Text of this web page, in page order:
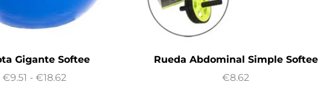
Gigante Softee
€9.51 - €18.62
Rueda Abdominal Simple Softee
€8.62